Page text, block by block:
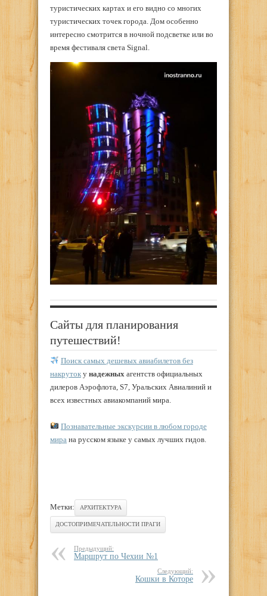
туристических картах и его видно со многих
туристических точек города. Дом особенно
интересно смотрится в ночной подсветке или во
время фестиваля света Signal.
Сайты для планирования
путешествий!
Поиск самых дешевых авиабилетов без
накруток у надежных агентств официальных
дилеров Аэрофлота, S7, Уральских Авиалиний и
всех известных авиакомпаний мира.
Познавательные экскурсии в любом городе
мира на русском языке у самых лучших гидов.
Метки: АРХИТЕКТУРА
ДОСТОПРИМЕЧАТЕЛЬНОСТИ ПРАГИ
Предыдущий:
Маршрут по Чехии №1
Следующий:
Кошки в Которе